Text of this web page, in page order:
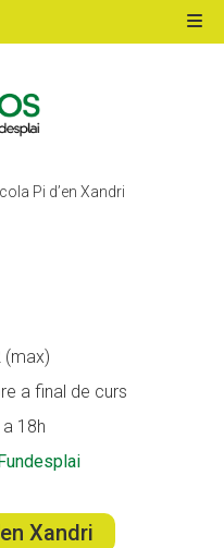
Pi d’en Xandri
(max)
a final de curs
18h
Xandri
ESPLAI